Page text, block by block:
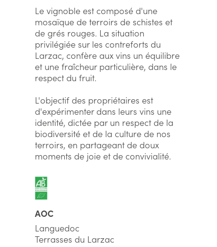
Le vignoble est composé d'une
mosaïque de terroirs de schistes et
de grés rouges. La situation
privilégiée sur les contreforts du
Larzac, confère aux vins un équilibre
et une fraîcheur particulière, dans le
respect du fruit.
L'objectif des propriétaires est
d'expérimenter dans leurs vins une
identité, dictée par un respect de la
biodiversité et de la culture de nos
terroirs, en partageant de doux
moments de joie et de convivialité.
AOC
Languedoc
Terrasses du Larzac